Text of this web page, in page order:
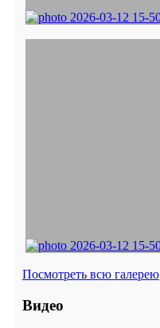
Посмотреть всю галерею
Видео